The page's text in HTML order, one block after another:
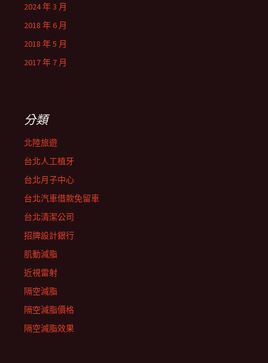
2024 年 3 月
2018 年 6 月
2018 年 5 月
2017 年 7 月
分類
北陸旅遊
台北人工植牙
台北月子中心
台北汽車借款免留車
台北清潔公司
招牌設計銀行
肌動減脂
近視雷射
隔空減脂
隔空減脂價格
隔空減脂效果